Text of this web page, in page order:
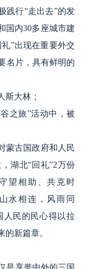
践行“走出去”的发
国内30多座城市建
”出现在重要外交
名片，具有鲜明的
斯大林；
之旅”活动中，被
蒙古国政府和人民
湖北“回礼”2万份
望相助、共克时
水相连，风雨同
人民的民心得以拉
新篇章。